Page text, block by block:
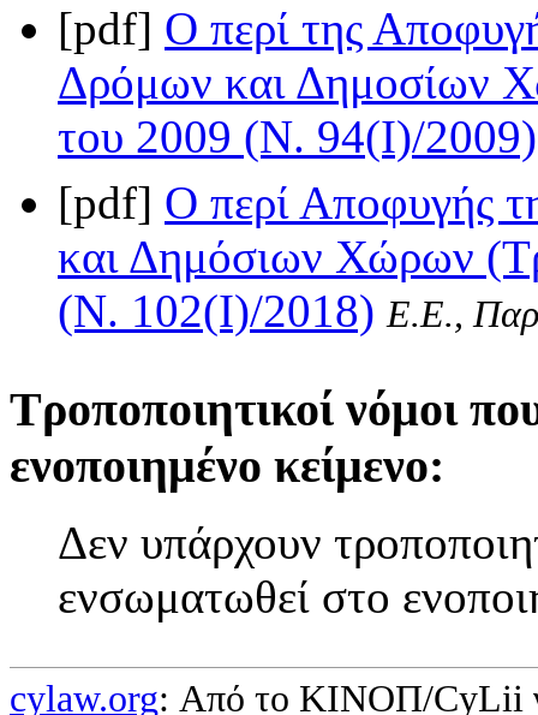
[pdf] Ο περί της
Δρόμων και Δημοσίων
του 2009 (Ν. 94(I)/2009)
[pdf] Ο περί Αποφυγής
και Δημόσιων Χώρων
(Ν. 102(I)/2018) Ε.Ε.,
Τροποποιητικοί νόμοι
ενοποιημένο κείμενο:
Δεν υπάρχουν
ενσωματωθεί στο
cylaw.org: Από το ΚΙΝOΠ/CyLii